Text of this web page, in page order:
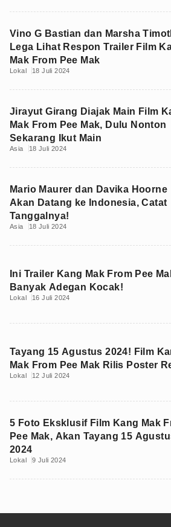
Vino G Bastian dan Marsha
Lega Lihat Respon Trailer Film
Mak From Pee Mak
Lokal 18 Juli 2024
Jirayut Girang Diajak Main Film
Mak From Pee Mak, Dulu Nonton
Sekarang Ikut Main
Asia 18 Juli 2024
Mario Maurer dan Davika Hoorne
Akan Datang ke Indonesia, Catat
Tanggalnya!
Asia 18 Juli 2024
Ini Trailer Kang Mak From Pee
Banyak Adegan Kocak!
Lokal 16 Juli 2024
Tayang 15 Agustus 2024! Film
Mak From Pee Mak Rilis Poster
Lokal 12 Juli 2024
5 Foto Eksklusif Film Kang Mak
Pee Mak, Akan Tayang 15
2024
Lokal 9 Juli 2024